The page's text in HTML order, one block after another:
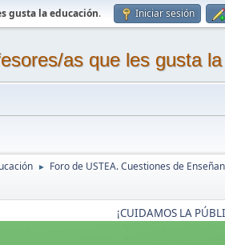
gusta la educación. Iniciar sesión
as que les gusta
► Foro de USTEA. Cuestiones de
¡CUIDAMOS LA